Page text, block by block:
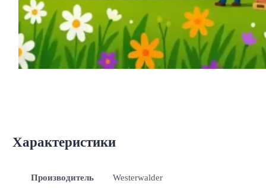
Характеристики
Производитель Westerwalder